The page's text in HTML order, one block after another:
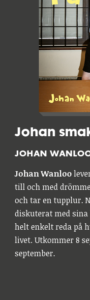
Johan
JOHAN
Johan Wanloo
till och med
och tar en tupplur.
diskuterat med
helt enkelt reda på
livet. Utkommer 8
september.